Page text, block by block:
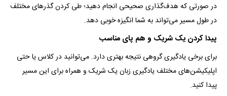
در صورتی که هدف‌گذاری صحیحی انجام دهید؛ طی کردن گذر‌های مختلف
در طول مسیر می‌تواند به شما انگیزه‌ خوبی دهد.
پیدا کردن یک شریک و هم پای مناسب
برای برخی یادگیری گروهی نتیجه بهتری دارد. می‌توانید در کلاس یا حتی
اپلیکیشن‌های مختلف یادگیری زبان یک شریک و همراه برای این مسیر
پیدا کنید.